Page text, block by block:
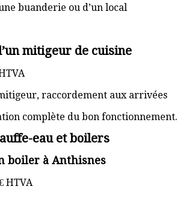
buanderie ou d’un local
mitigeur de cuisine
raccordement aux arrivées
complète du bon fonctionnement.
eau et boilers
boiler à Anthisnes
HTVA